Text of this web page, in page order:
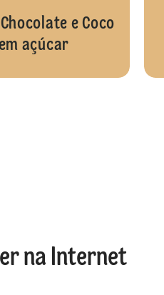
e Coco
açúcar
na Internet